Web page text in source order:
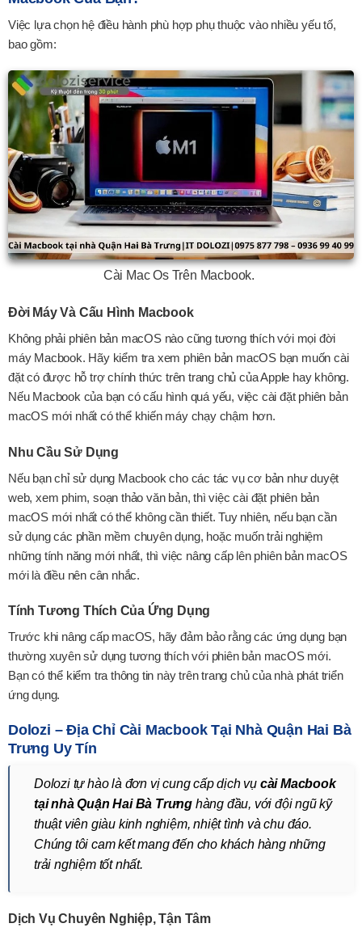
Việc lựa chọn hệ điều hành phù hợp phụ thuộc vào nhiều yếu tố,
bao gồm:
Cài Mac Os Trên Macbook.
Đời Máy Và Cấu Hình Macbook
Không phải phiên bản macOS nào cũng tương thích với mọi đời
máy Macbook. Hãy kiểm tra xem phiên bản macOS bạn muốn cài
đặt có được hỗ trợ chính thức trên trang chủ của Apple hay không.
Nếu Macbook của bạn có cấu hình quá yếu, việc cài đặt phiên bản
macOS mới nhất có thể khiến máy chạy chậm hơn.
Nhu Cầu Sử Dụng
Nếu bạn chỉ sử dụng Macbook cho các tác vụ cơ bản như duyệt
web, xem phim, soạn thảo văn bản, thì việc cài đặt phiên bản
macOS mới nhất có thể không cần thiết. Tuy nhiên, nếu bạn cần
sử dụng các phần mềm chuyên dụng, hoặc muốn trải nghiệm
những tính năng mới nhất, thì việc nâng cấp lên phiên bản macOS
mới là điều nên cân nhắc.
Tính Tương Thích Của Ứng Dụng
Trước khi nâng cấp macOS, hãy đảm bảo rằng các ứng dụng bạn
thường xuyên sử dụng tương thích với phiên bản macOS mới.
Bạn có thể kiểm tra thông tin này trên trang chủ của nhà phát triển
ứng dụng.
Dolozi – Địa Chỉ Cài Macbook Tại Nhà Quận Hai Bà
Trưng Uy Tín
Dolozi tự hào là đơn vị cung cấp dịch vụ cài Macbook
tại nhà Quận Hai Bà Trưng hàng đầu, với đội ngũ kỹ
thuật viên giàu kinh nghiệm, nhiệt tình và chu đáo.
Chúng tôi cam kết mang đến cho khách hàng những
trải nghiệm tốt nhất.
Dịch Vụ Chuyên Nghiệp, Tận Tâm